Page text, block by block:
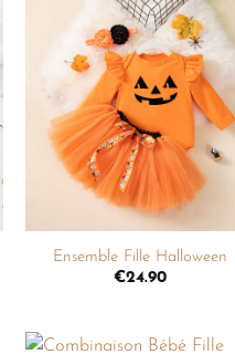
Ajouter
à la
liste de
souhaits
Ensemble Fille Halloween
€24.90
+